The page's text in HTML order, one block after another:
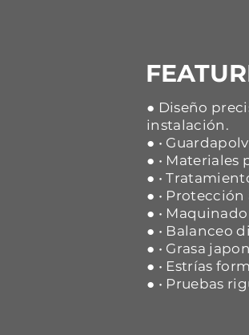
● Diseño
instalación.
● •
● •
● •
● •
● •
● • Balanceo
● • Grasa
● • Estrías
● • Pruebas